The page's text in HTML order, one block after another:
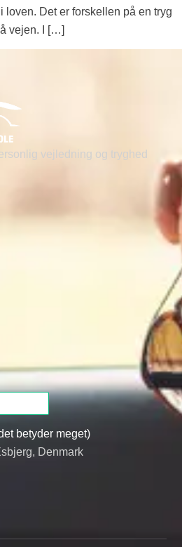
loven. Det er forskellen på en tryg
vejen. I […]
vejledning og tryghed
betyder meget)
Denmark